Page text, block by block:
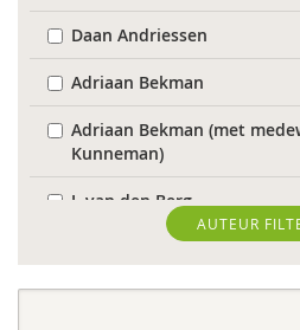
Daan Andriessen
Adriaan Bekman
Adriaan Bekman (met
Kunneman)
J. van den Berg
Theo van den Bogaart
Antoinette Bolscher
AUTEUR